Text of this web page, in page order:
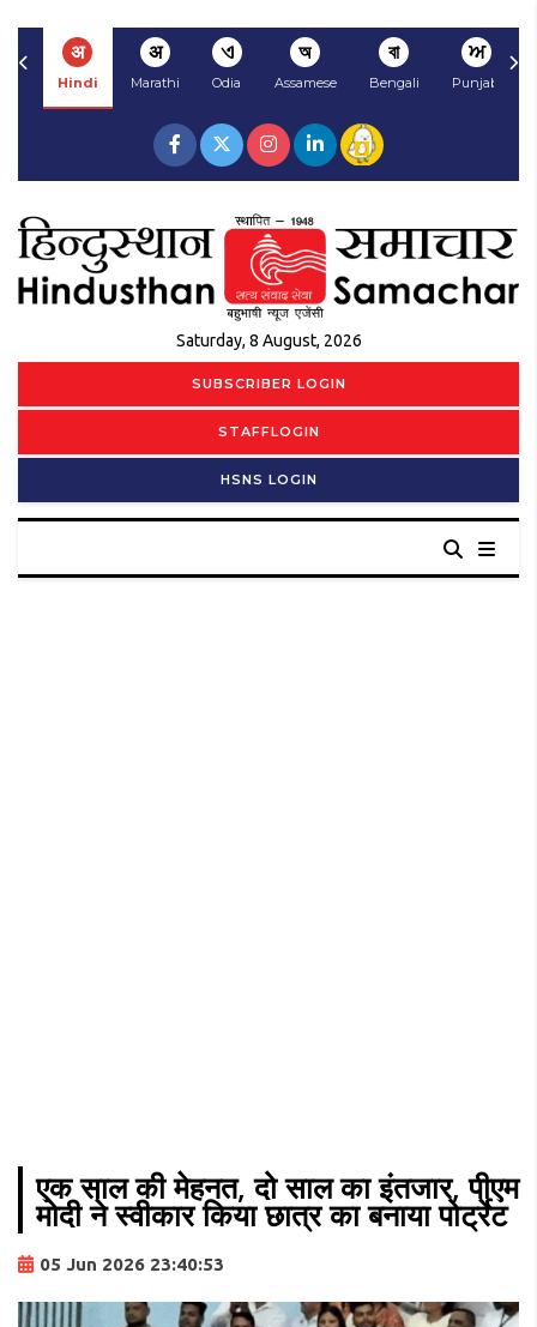
अ
Hindi
अ
Marathi
ଏ
Odia
অ
Assamese
বা
Bengali
ਅ
Punjabi
Saturday, 8 August, 2026
SUBSCRIBER LOGIN
STAFFLOGIN
HSNS LOGIN
एक साल की मेहनत, दो साल का इंतजार, पीएम
मोदी ने स्वीकार किया छात्र का बनाया पोर्ट्रेट
05 Jun 2026 23:40:53